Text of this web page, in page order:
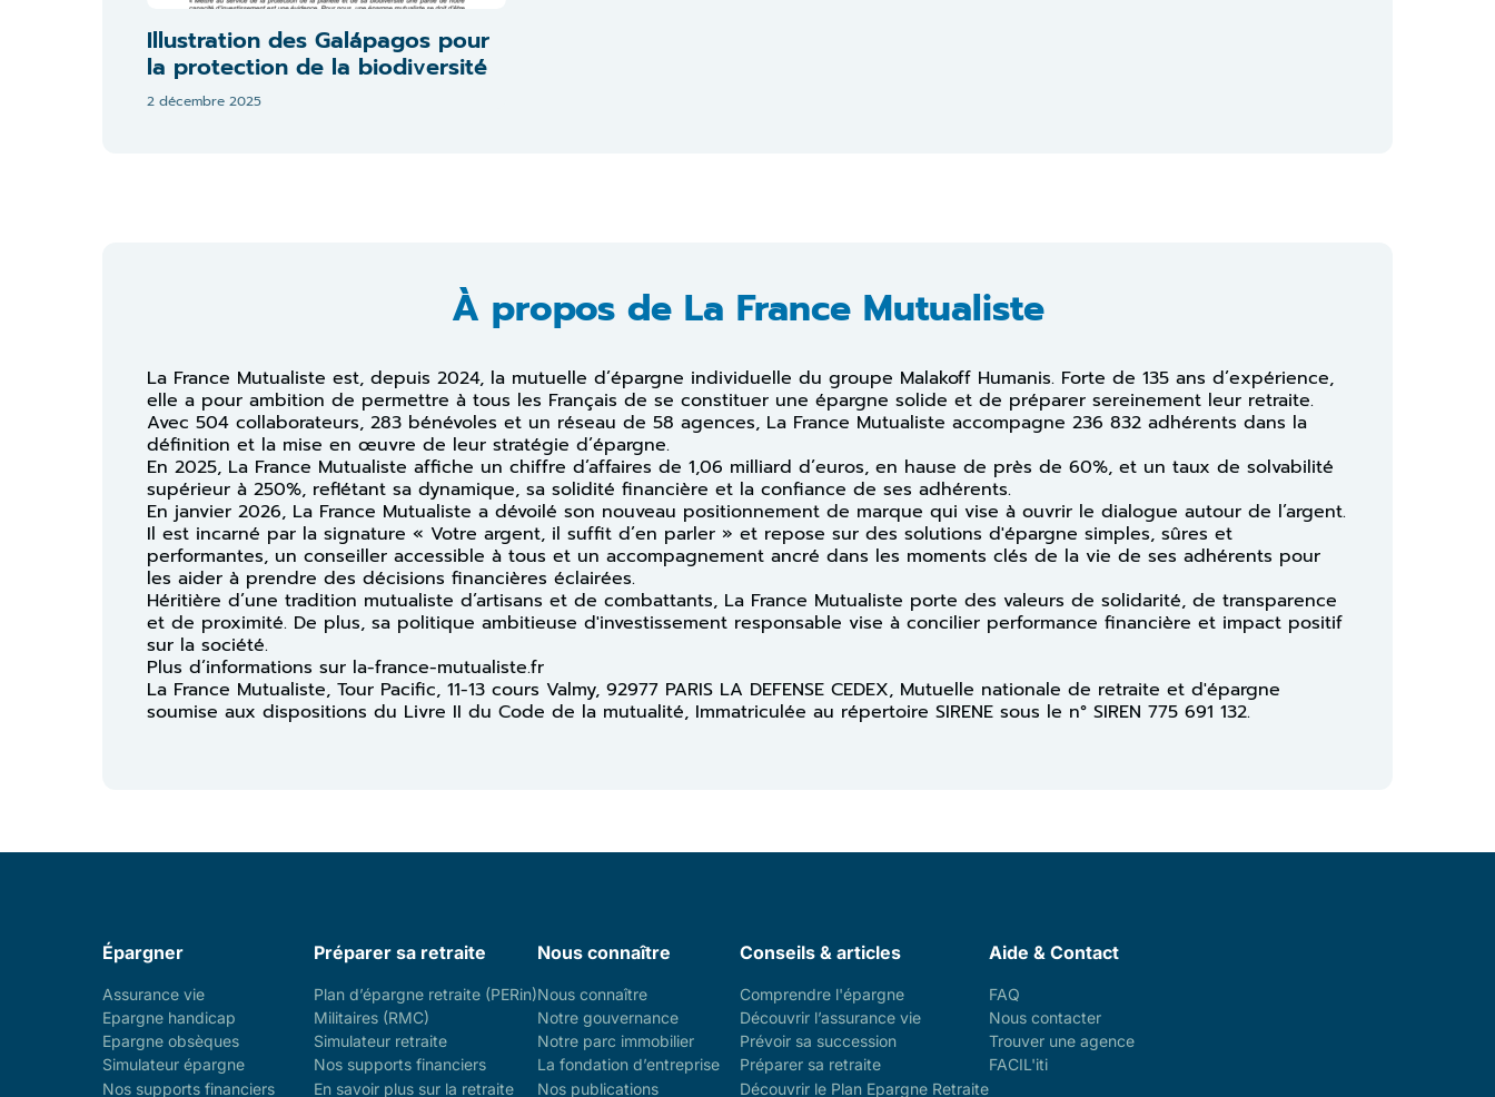
Illustration des Galápagos pour
la protection de la biodiversité
2 décembre 2025
À propos de La France Mutualiste
La France Mutualiste est, depuis 2024, la mutuelle d’épargne individuelle du groupe Malakoff Humanis. Forte de 135 ans d’expérience,
elle a pour ambition de permettre à tous les Français de se constituer une épargne solide et de préparer sereinement leur retraite.
Avec 504 collaborateurs, 283 bénévoles et un réseau de 58 agences, La France Mutualiste accompagne 236 832 adhérents dans la
définition et la mise en œuvre de leur stratégie d’épargne.
En 2025, La France Mutualiste affiche un chiffre d’affaires de 1,06 milliard d’euros, en hause de près de 60%, et un taux de solvabilité
supérieur à 250%, reflétant sa dynamique, sa solidité financière et la confiance de ses adhérents.
En janvier 2026, La France Mutualiste a dévoilé son nouveau positionnement de marque qui vise à ouvrir le dialogue autour de l’argent.
Il est incarné par la signature « Votre argent, il suffit d’en parler » et repose sur des solutions d'épargne simples, sûres et
performantes, un conseiller accessible à tous et un accompagnement ancré dans les moments clés de la vie de ses adhérents pour
les aider à prendre des décisions financières éclairées.
Héritière d’une tradition mutualiste d’artisans et de combattants, La France Mutualiste porte des valeurs de solidarité, de transparence
et de proximité. De plus, sa politique ambitieuse d'investissement responsable vise à concilier performance financière et impact positif
sur la société.
Plus d’informations sur la-france-mutualiste.fr
La France Mutualiste, Tour Pacific, 11-13 cours Valmy, 92977 PARIS LA DEFENSE CEDEX, Mutuelle nationale de retraite et d'épargne
soumise aux dispositions du Livre II du Code de la mutualité, Immatriculée au répertoire SIRENE sous le n° SIREN 775 691 132.
Épargner
Assurance vie
Epargne handicap
Epargne obsèques
Simulateur épargne
Nos supports financiers
Préparer sa retraite
Plan d’épargne retraite (PERin)
Militaires (RMC)
Simulateur retraite
Nos supports financiers
En savoir plus sur la retraite
Nous connaître
Nous connaître
Notre gouvernance
Notre parc immobilier
La fondation d’entreprise
Nos publications
Conseils & articles
Comprendre l'épargne
Découvrir l’assurance vie
Prévoir sa succession
Préparer sa retraite
Découvrir le Plan Epargne Retraite
Aide & Contact
FAQ
Nous contacter
Trouver une agence
FACIL'iti